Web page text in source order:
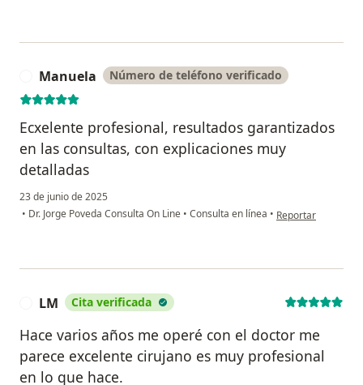
Manuela Número de teléfono verificado
Ecxelente profesional, resultados garantizados
en las consultas, con explicaciones muy
detalladas
23 de junio de 2025
• Dr. Jorge Poveda Consulta On Line • Consulta en línea • en opinión del
Reportar
LM Cita verificada
Hace varios años me operé con el doctor me
parece excelente cirujano es muy profesional
en lo que hace.